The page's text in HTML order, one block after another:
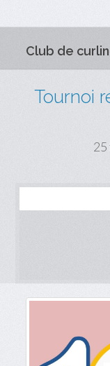
Club de
Tournoi
25